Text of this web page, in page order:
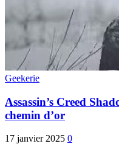
Geekerie
Assassin’s Creed
chemin d’or
17 janvier 2025 0